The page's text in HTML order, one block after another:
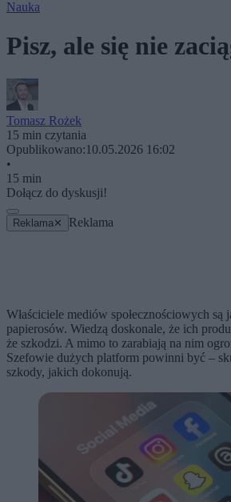
Nauka
Pisz, ale się nie
Tomasz Rożek
15 min czytania
Opublikowano:10.05.2026 16:02
•
15 min
Dołącz do dyskusji!
Reklama ✕ Reklama
Właściciele mediów społecznościowych są
papierosów. Wiedzą doskonale, że ich
że szkodzi. A mimo to zarabiają na nim
Szefowie dużych platform powinni być –
szkody, jakich dokonują.